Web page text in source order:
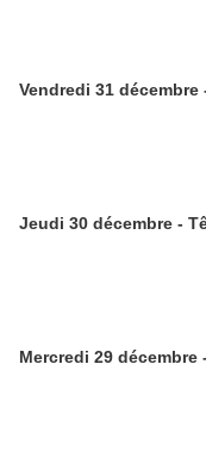
Vendredi 31
Jeudi 30 décembre -
Mercredi 29 décembre